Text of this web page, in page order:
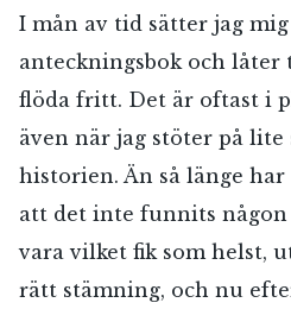
I mån av tid sätter jag
anteckningsbok och låter
flöda fritt. Det är oftast i
även när jag stöter på
historien. Än så länge
att det inte funnits
vara vilket fik som helst,
rätt stämning, och nu